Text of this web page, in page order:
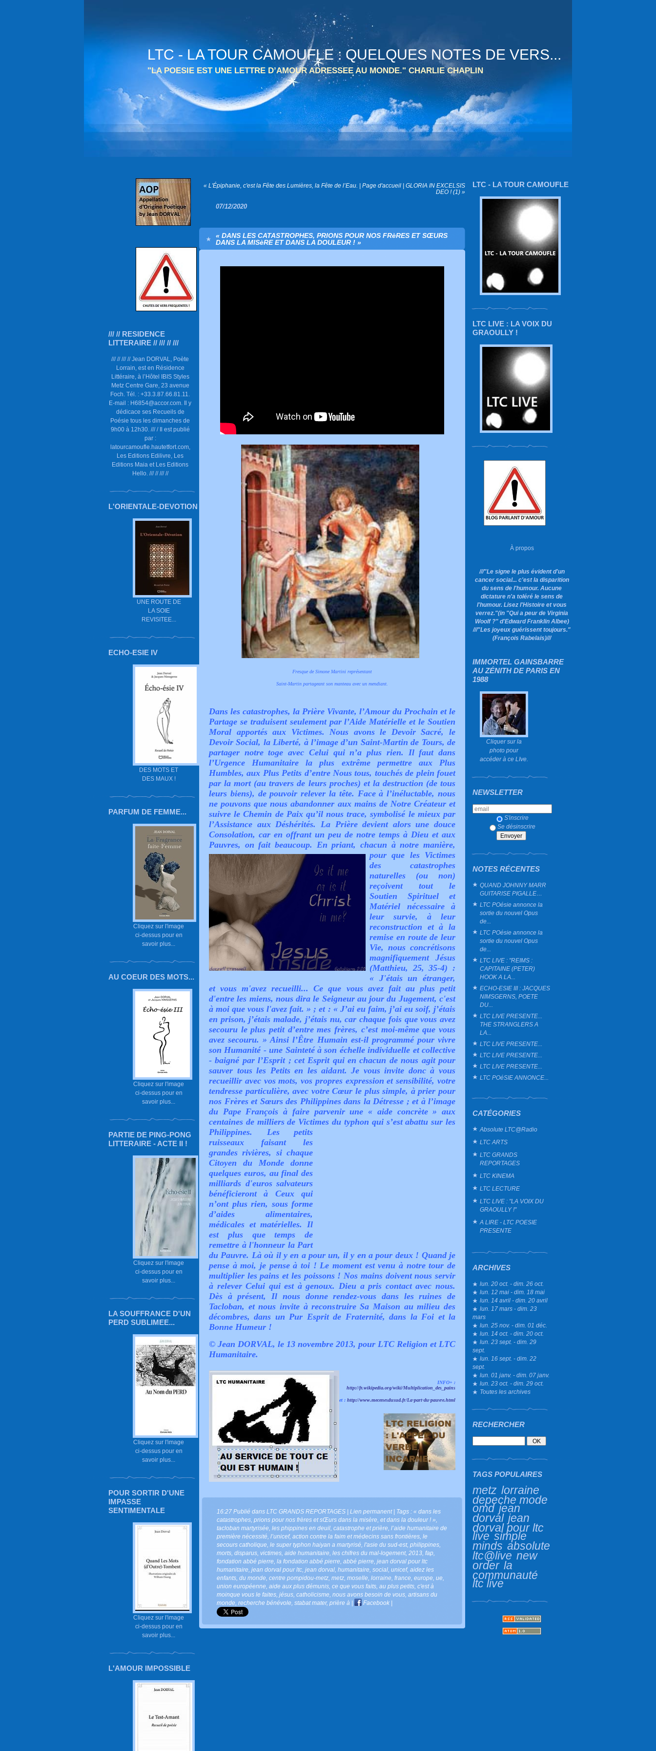
LTC - LA TOUR CAMOUFLE : QUELQUES NOTES DE VERS...
"LA POESIE EST UNE LETTRE D’AMOUR ADRESSEE AU MONDE." CHARLIE CHAPLIN
/// // RESIDENCE
LITTERAIRE // /// // ///
/// // /// // Jean DORVAL, Poète
Lorrain, est en Résidence
Littéraire, à l’Hôtel IBIS Styles
Metz Centre Gare, 23 avenue
Foch. Tél. : +33.3.87.66.81.11.
E-mail : H6854@accor.com. Il y
dédicace ses Recueils de
Poésie tous les dimanches de
9h00 à 12h30. /// / Il est publié
par :
latourcamoufle.hautetfort.com,
Les Editions Edilivre, Les
Editions Maia et Les Editions
Hello. /// // /// //
L'ORIENTALE-DEVOTION
UNE ROUTE DE
LA SOIE
REVISITEE...
ECHO-ESIE IV
DES MOTS ET
DES MAUX !
PARFUM DE FEMME...
Cliquez sur l'image
ci-dessus pour en
savoir plus...
AU COEUR DES MOTS...
Cliquez sur l'image
ci-dessus pour en
savoir plus...
PARTIE DE PING-PONG
LITTERAIRE - ACTE II !
Cliquez sur l'image
ci-dessus pour en
savoir plus...
LA SOUFFRANCE D'UN
PERD SUBLIMEE...
Cliquez sur l'image
ci-dessus pour en
savoir plus...
POUR SORTIR D'UNE
IMPASSE
SENTIMENTALE
Cliquez sur l'image
ci-dessus pour en
savoir plus...
L'AMOUR IMPOSSIBLE
LTC - LA TOUR CAMOUFLE
LTC LIVE : LA VOIX DU
GRAOULLY !
À propos
///"Le signe le plus évident d'un
cancer social... c'est la disparition
du sens de l'humour. Aucune
dictature n'a toléré le sens de
l'humour. Lisez l'Histoire et vous
verrez."(in "Qui a peur de Virginia
Woolf ?"d'Edward Franklin Albee)
///"Les joyeux guérissent toujours."
(François Rabelais)///
IMMORTEL GAINSBARRE
AU ZÉNITH DE PARIS EN
1988
Cliquer sur la
photo pour
accéder à ce LIve.
NEWSLETTER
S'inscrire
Se désinscrire
NOTES RÉCENTES
QUAND JOHNNY MARR
GUITARISE PIGALLE…
LTC POésie annonce la
sortie du nouvel Opus
de...
LTC POésie annonce la
sortie du nouvel Opus
de...
LTC LIVE : "REIMS :
CAPITAINE (PETER)
HOOK A LA...
ECHO-ESIE III : JACQUES
NIMSGERNS, POETE
DU...
LTC LIVE PRESENTE...
THE STRANGLERS A
LA...
LTC LIVE PRESENTE...
LTC LIVE PRESENTE...
LTC LIVE PRESENTE...
LTC POéSIE ANNONCE...
CATÉGORIES
Absolute LTC@Radio
LTC ARTS
LTC GRANDS
REPORTAGES
LTC KINEMA
LTC LECTURE
LTC LIVE : "LA VOIX DU
GRAOULLY !"
A LIRE - LTC POESIE
PRESENTE
ARCHIVES
lun. 20 oct. - dim. 26 oct.
lun. 12 mai - dim. 18 mai
lun. 14 avril - dim. 20 avril
lun. 17 mars - dim. 23
mars
lun. 25 nov. - dim. 01 déc.
lun. 14 oct. - dim. 20 oct.
lun. 23 sept. - dim. 29
sept.
lun. 16 sept. - dim. 22
sept.
lun. 01 janv. - dim. 07 janv.
lun. 23 oct. - dim. 29 oct.
Toutes les archives
RECHERCHER
TAGS POPULAIRES
metz lorraine
depeche mode
omd jean
dorval jean
dorval pour ltc
live simple
minds absolute
ltc@live new
order la
communauté
ltc live
« L'Épiphanie, c'est la Fête des Lumières, la Fête de l’Eau. | Page d'accueil | GLORIA IN EXCELSIS
DEO ! (1) »
07/12/2020
« DANS LES CATASTROPHES, PRIONS POUR NOS FRèRES ET SŒURS
DANS LA MISèRE ET DANS LA DOULEUR ! »
Fresque de Simone Martini représentant
Saint-Martin partageant son manteau avec un mendiant.
Dans les catastrophes, la Prière Vivante, l’Amour du Prochain et le
Partage se traduisent seulement par l’Aide Matérielle et le Soutien
Moral apportés aux Victimes. Nous avons le Devoir Sacré, le
Devoir Social, la Liberté, à l’image d’un Saint-Martin de Tours, de
partager notre toge avec Celui qui n’a plus rien. Il faut dans
l’Urgence Humanitaire la plus extrême permettre aux Plus
Humbles, aux Plus Petits d’entre Nous tous, touchés de plein fouet
par la mort (au travers de leurs proches) et la destruction (de tous
leurs biens), de pouvoir relever la tête. Face à l’inéluctable, nous
ne pouvons que nous abandonner aux mains de Notre Créateur et
suivre le Chemin de Paix qu’il nous trace, symbolisé le mieux par
l’Assistance aux Déshérités. La Prière devient alors une douce
Consolation, car en offrant un peu de notre temps à Dieu et aux
Pauvres, on fait beaucoup. En priant, chacun à notre manière,
pour que les Victimes
des catastrophes
naturelles (ou non)
reçoivent tout le
Soutien Spirituel et
Matériel nécessaire à
leur survie, à leur
reconstruction et à la
remise en route de leur
Vie, nous concrétisons
magnifiquement Jésus
(Matthieu, 25, 35-4) :
« J'étais un étranger,
et vous m'avez recueilli... Ce que vous avez fait au plus petit
d'entre les miens, nous dira le Seigneur au jour du Jugement, c'est
à moi que vous l'avez fait. » ; et : « J’ai eu faim, j’ai eu soif, j’étais
en prison, j’étais malade, j’étais nu, car chaque fois que vous avez
secouru le plus petit d’entre mes frères, c’est moi-même que vous
avez secouru. » Ainsi l’Être Humain est-il programmé pour vivre
son Humanité - une Sainteté à son échelle individuelle et collective
- baigné par l’Esprit ; cet Esprit qui en chacun de nous agit pour
sauver tous les Petits en les aidant. Je vous invite donc à vous
recueillir avec vos mots, vos propres expression et sensibilité, votre
tendresse particulière, avec votre Cœur le plus simple, à prier pour
nos Frères et Sœurs des Philippines dans la Détresse ; et à l’image
du Pape François à faire parvenir une « aide concrète » aux
centaines de milliers de Victimes du typhon qui s’est abattu sur les
Philippines. Les petits
ruisseaux faisant les
grandes rivières, si chaque
Citoyen du Monde donne
quelques euros, au final des
milliards d'euros salvateurs
bénéficieront à Ceux qui
n’ont plus rien, sous forme
d’aides alimentaires,
médicales et matérielles. Il
est plus que temps de
remettre à l'honneur la Part
du Pauvre. Là où il y en a pour un, il y en a pour deux ! Quand je
pense à moi, je pense à toi ! Le moment est venu à notre tour de
multiplier les pains et les poissons ! Nos mains doivent nous servir
à relever Celui qui est à genoux. Dieu a pris contact avec nous.
Dès à présent, Il nous donne rendez-vous dans les ruines de
Tacloban, et nous invite à reconstruire Sa Maison au milieu des
décombres, dans un Pur Esprit de Fraternité, dans la Foi et la
Bonne Humeur !
© Jean DORVAL, le 13 novembre 2013, pour LTC Religion et LTC
Humanitaire.
INFO+ :
http://fr.wikipedia.org/wiki/Multiplication_des_pains
et : http://www.mecenesdusud.fr/La-part-du-pauvre.html
16:27 Publié dans LTC GRANDS REPORTAGES Lien permanent| Tags : « dans les
catastrophes prions pour nos frères et sŒurs dans la misère et dans la douleur ! »
tacloban martyrisée les phippines en deuil catastrophe et prière l’aide humanitaire de
première nécessité l’unicef, action contre la faim et médecins sans frontières le
secours catholique le super typhon haiyan a martyrisé l'asie du sud-est, philippines
morts disparus victimes aide humanitaire les chifres du mal-logement, 2013 fap
fondation abbé pierre la fondation abbé pierre abbé pierre jean dorval pour ltc
humanitaire jean dorval pour ltc jean dorval humanitaire social unicef, aidez les
enfants du monde centre pompidou-metz metz moselle lorraine france europe ue
union européenne aide aux plus démunis ce que vous faits au plus petits c'est à
moinque vous le faites jésus catholicisme nous avons besoin de vous artisans du
monde recherche bénévole stabat mater, prière à Facebook